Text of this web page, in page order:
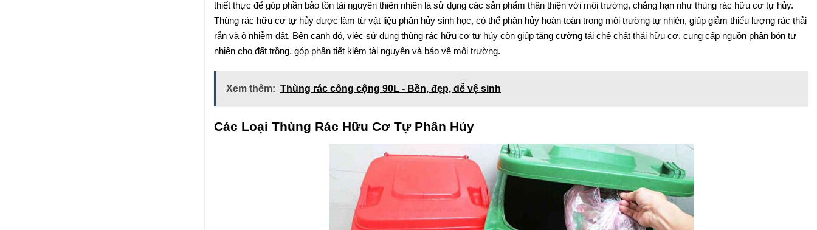
thiết thực để góp phần bảo tồn tài nguyên thiên nhiên là sử dụng các sản phẩm thân thiện với môi trường, chẳng hạn như thùng rác hữu cơ tự hủy.
Thùng rác hữu cơ tự hủy được làm từ vật liệu phân hủy sinh học, có thể phân hủy hoàn toàn trong môi trường tự nhiên, giúp giảm thiểu lượng rác thải
rắn và ô nhiễm đất. Bên cạnh đó, việc sử dụng thùng rác hữu cơ tự hủy còn giúp tăng cường tái chế chất thải hữu cơ, cung cấp nguồn phân bón tự
nhiên cho đất trồng, góp phần tiết kiệm tài nguyên và bảo vệ môi trường.
Xem thêm: Thùng rác công cộng 90L - Bền, đẹp, dễ vệ sinh
Các Loại Thùng Rác Hữu Cơ Tự Phân Hủy